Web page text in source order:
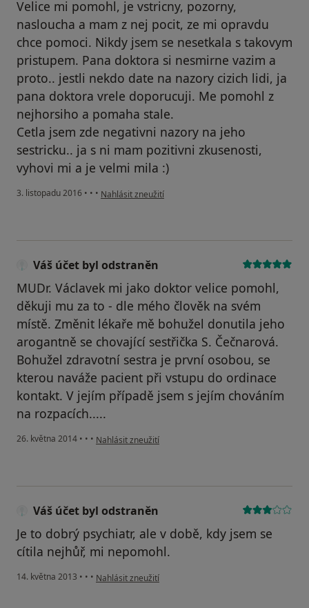
Velice mi pomohl, je vstricny, pozorny,
nasloucha a mam z nej pocit, ze mi opravdu
chce pomoci. Nikdy jsem se nesetkala s takovym
pristupem. Pana doktora si nesmirne vazim a
proto.. jestli nekdo date na nazory cizich lidi, ja
pana doktora vrele doporucuji. Me pomohl z
nejhorsiho a pomaha stale.
Cetla jsem zde negativni nazory na jeho
sestricku.. ja s ni mam pozitivni zkusenosti,
vyhovi mi a je velmi mila :)
3. listopadu 2016 • • • podle názoru uživatele Váš účet byl odstraněn
Nahlásit zneužití
Váš účet byl odstraněn
MUDr. Václavek mi jako doktor velice pomohl,
děkuji mu za to - dle mého člověk na svém
místě. Změnit lékaře mě bohužel donutila jeho
arogantně se chovající sestřička S. Čečnarová.
Bohužel zdravotní sestra je první osobou, se
kterou naváže pacient při vstupu do ordinace
kontakt. V jejím případě jsem s jejím chováním
na rozpacích.....
26. května 2014 • • • podle názoru uživatele Váš účet byl odstraněn
Nahlásit zneužití
Váš účet byl odstraněn
Je to dobrý psychiatr, ale v době, kdy jsem se
cítila nejhůř, mi nepomohl.
14. května 2013 • • • podle názoru uživatele Váš účet byl odstraněn
Nahlásit zneužití